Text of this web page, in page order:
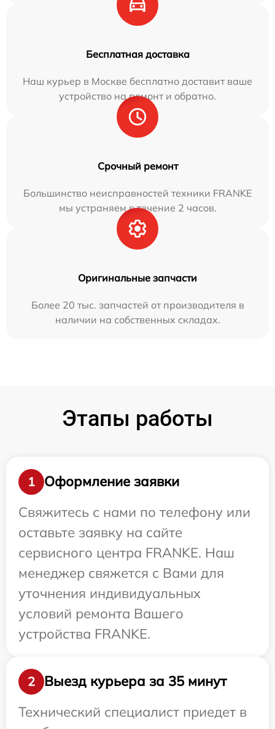
Бесплатная доставка
Наш курьер в Москве бесплатно доставит ваше
устройство на ремонт и обратно.
Срочный ремонт
Большинство неисправностей техники FRANKE
мы устраняем в течение 2 часов.
Оригинальные запчасти
Более 20 тыс. запчастей от производителя в
наличии на собственных складах.
Этапы работы
1
Оформление заявки
Свяжитесь с нами по телефону или
оставьте заявку на сайте
сервисного центра FRANKE. Наш
менеджер свяжется с Вами для
уточнения индивидуальных
условий ремонта Вашего
устройства FRANKE.
2
Выезд курьера за 35 минут
Технический специалист приедет в